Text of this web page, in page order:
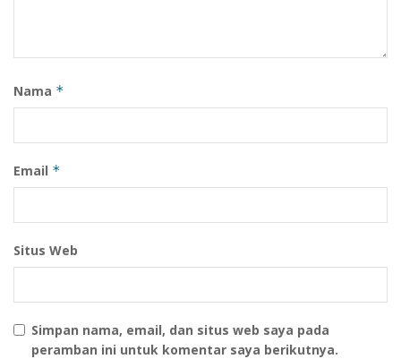
Nama *
Email *
Situs Web
Simpan nama, email, dan situs web saya pada
peramban ini untuk komentar saya berikutnya.